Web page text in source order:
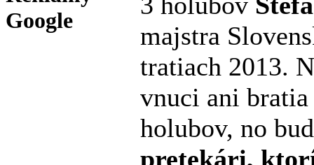
Google
majstra
tratiach 2013.
vnuci ani bratia
holubov, no
pretekári,